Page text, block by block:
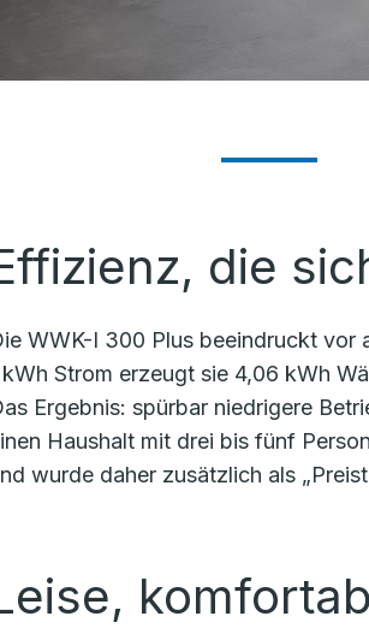
die
WWK-I 300 Plus beeindruckt vor
kWh Strom erzeugt sie 4,06 kWh
Ergebnis: spürbar niedrigere
Haushalt mit drei bis fünf
wurde daher zusätzlich als